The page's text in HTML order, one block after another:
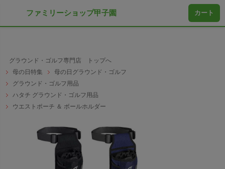
グラウンド・ゴルフ専門店 トップへ
母の日特集
母の日グラウンド・ゴルフ
グラウンド・ゴルフ用品
ハタチ グラウンド・ゴルフ用品
ウエストポーチ ＆ ボールホルダー
ファミリーショップ甲子園 カート